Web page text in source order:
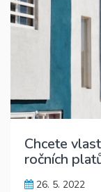
Chcete
ročních
26. 5. 2022